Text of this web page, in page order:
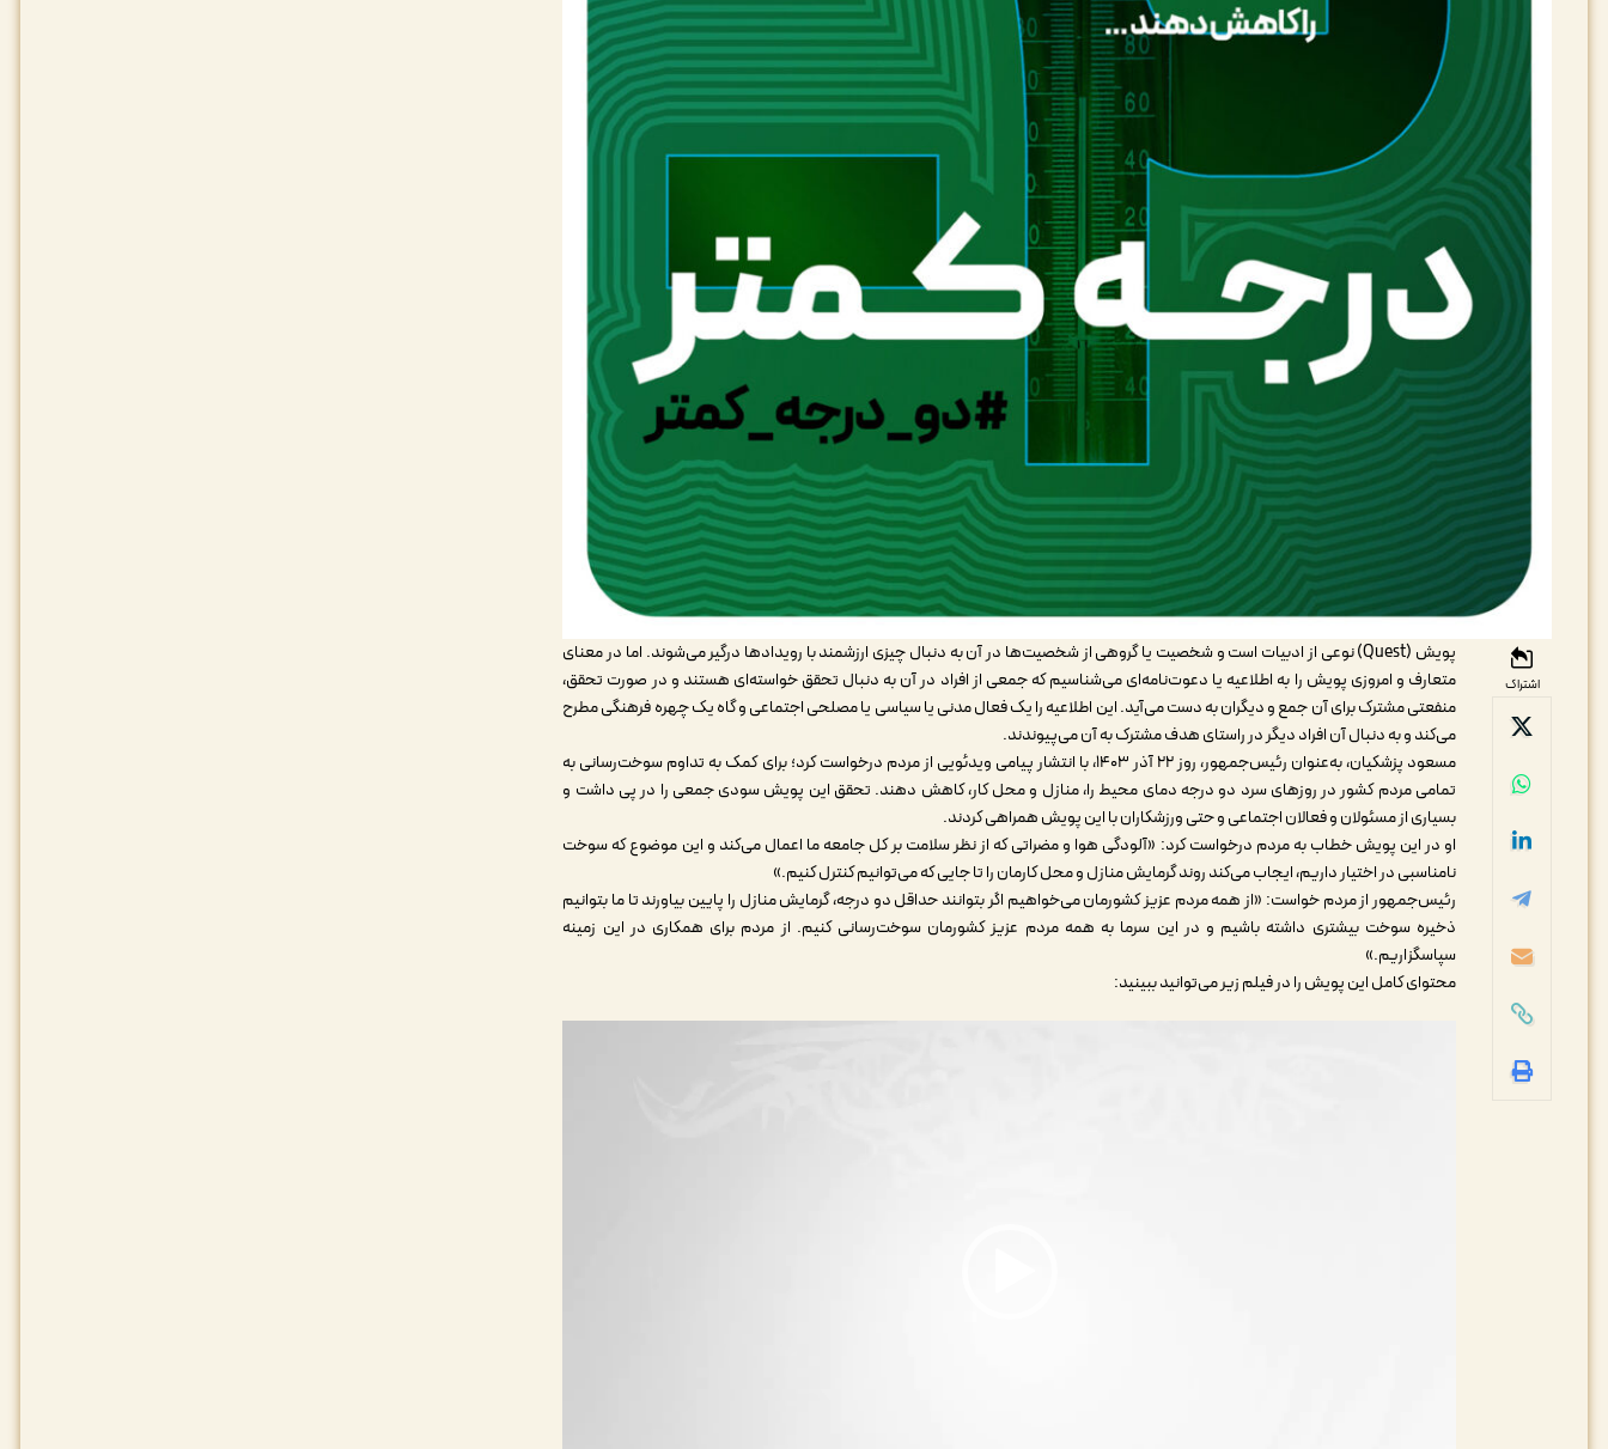
اشتراک
پویش (Quest) نوعی از ادبیات است و شخصیت یا گروهی از شخصیت‌ها در آن به دنبال چیزی ارزشمند با رویدادها درگیر می‌شوند. اما در معنای
متعارف و امروزی پویش را به اطلاعیه یا دعوت‌نامه‌ای می‌شناسیم که جمعی از افراد در آن به دنبال تحقق خواسته‌ای هستند و در صورت تحقق،
منفعتی مشترک برای آن جمع و دیگران به دست می‌آید. این اطلاعیه را یک فعال مدنی یا سیاسی یا مصلحی اجتماعی و گاه یک چهره فرهنگی مطرح
می‌کند و به دنبال آن افراد دیگر در راستای هدف مشترک به آن می‌پیوندند.
مسعود پزشکیان، به‌عنوان رئیس‌جمهور، روز ۲۲ آذر ۱۴۰۳، با انتشار پیامی ویدئویی از مردم درخواست کرد؛ برای کمک به تداوم سوخت‌رسانی به
تمامی مردم کشور در روزهای سرد دو درجه دمای محیط را، منازل و محل کار، کاهش دهند. تحقق این پویش سودی جمعی را در پی داشت و
بسیاری از مسئولان و فعالان اجتماعی و حتی ورزشکاران با این پویش همراهی کردند.
او در این پویش خطاب به مردم درخواست کرد: «آلودگی هوا و مضراتی که از نظر سلامت بر کل جامعه ما اعمال می‌کند و این موضوع که سوخت
نامناسبی در اختیار داریم، ایجاب می‌کند روند گرمایش منازل و محل کارمان را تا جایی که می‌توانیم کنترل کنیم.»
رئیس‌جمهور از مردم خواست: «از همه مردم عزیز کشورمان می‌خواهیم اگر بتوانند حداقل دو درجه، گرمایش منازل را پایین بیاورند تا ما بتوانیم
ذخیره سوخت بیشتری داشته باشیم و در این سرما به همه مردم عزیز کشورمان سوخت‌رسانی کنیم. از مردم برای همکاری در این زمینه‌
سپاسگزاریم.»
محتوای کامل این پویش را در فیلم زیر می‌توانید ببینید: